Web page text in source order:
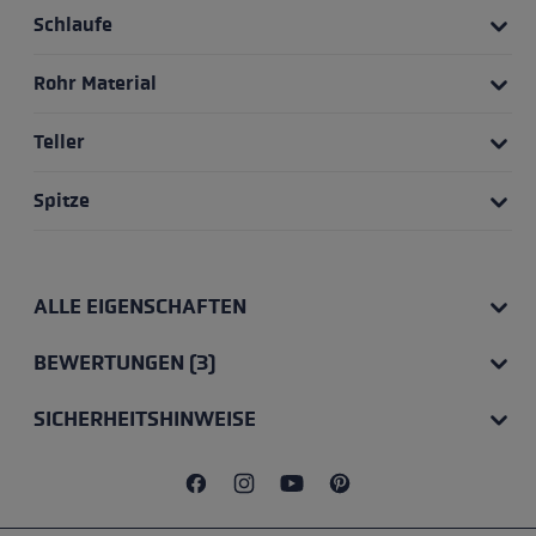
Schlaufe
Rohr Material
Teller
Spitze
ALLE EIGENSCHAFTEN
BEWERTUNGEN (3)
SICHERHEITSHINWEISE